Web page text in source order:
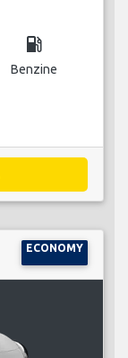
local_gas_station
Benzine
ECONOMY